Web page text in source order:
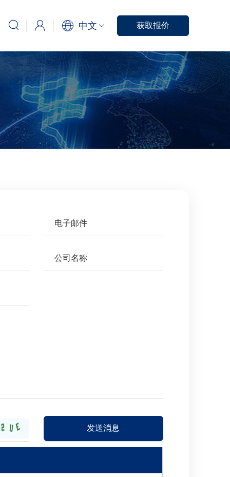
中文 获取报价